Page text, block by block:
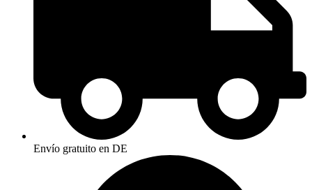
Envío gratuito en DE